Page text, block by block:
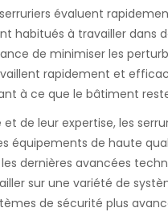
évaluent
habitués à travailler
de minimiser les
rapidement et
à ce que le bâtiment
et de leur expertise, les
équipements de haute
dernières avancées
sur une variété de
de sécurité plus